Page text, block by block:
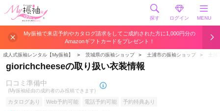
探す ログイン MENU
My振袖で来店予約やカタログ請求をしてご成約された方に1,000円分の
Amazonギフトカードをプレゼント！
成人式振袖レンタル【My振袖】 ＞ 茨城県の振袖ショップ ＞ 土浦市の振袖ショップ ＞ 土浦
giorichcheeseの取り扱い衣装情報
口コミ準備中
(My振袖経由の成約者のみ投稿できます)
カタログあり Web予約可能 電話予約可能 予約特典あり